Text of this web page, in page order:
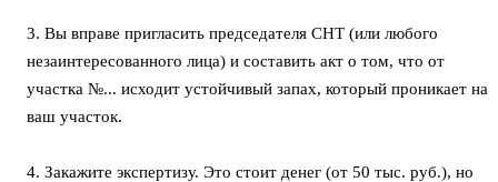
3. Вы вправе пригласить председателя СНТ (или любого
незаинтересованного лица) и составить акт о том, что от
участка №... исходит устойчивый запах, который проникает на
ваш участок.
4. Закажите экспертизу. Это стоит денег (от 50 тыс. руб.), но